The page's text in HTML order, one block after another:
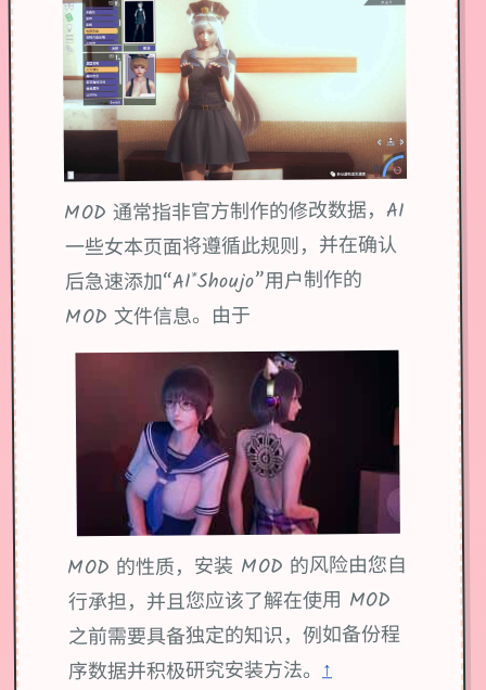
MOD 通常指非官方制作的修改数据，AI
一些女本页面将遵循此规则，并在确认
后急速添加“AI*Shoujo”用户制作的
MOD 文件信息。由于
MOD 的性质，安装 MOD 的风险由您自
行承担，并且您应该了解在使用 MOD
之前需要具备独定的知识，例如备份程
序数据并积极研究安装方法。↑